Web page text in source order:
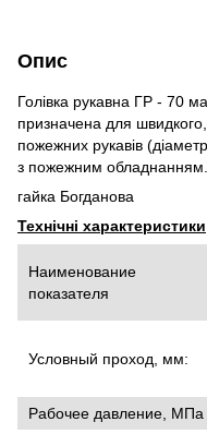
Опис
Голівка рукавна ГР - 70
призначена для
пожежних рукавів
з пожежним обладнанням.
гайка Богданова
Технічні характеристики
Наименование
показателя
Условный проход, мм:
Рабочее давление, МПа